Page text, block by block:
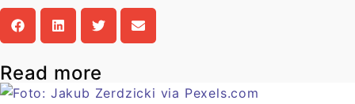
Read more